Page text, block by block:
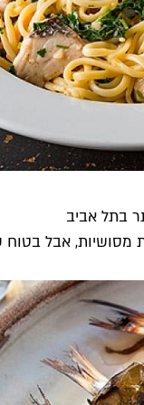
האיטלקיות הכי טובות בעיר, חלקן